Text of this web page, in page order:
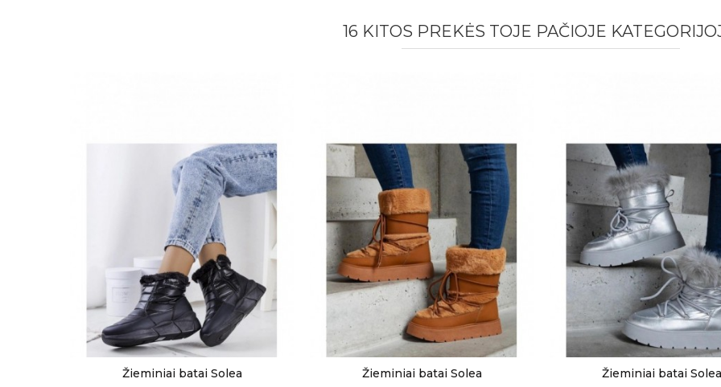
16 KITOS PREKĖS TOJE PAČIOJE
Žieminiai batai Solea Žieminiai batai Solea Žieminiai batai Solea